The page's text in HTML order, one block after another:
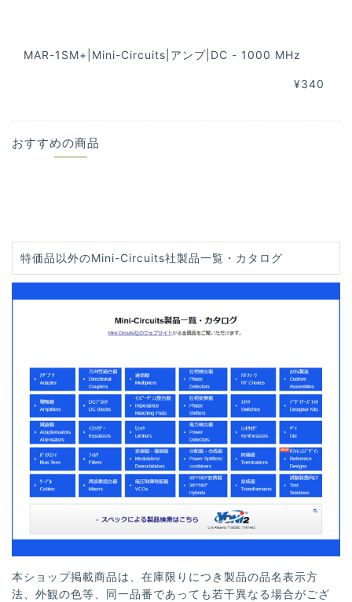
MAR-1SM+|Mini-Circuits|アンプ|DC - 1000 MHz
¥340
おすすめの商品
特価品以外のMini-Circuits社製品一覧・カタログ
本ショップ掲載商品は、在庫限りにつき製品の品名表示方
法、外観の色等、同一品番であっても若干異なる場合がござ